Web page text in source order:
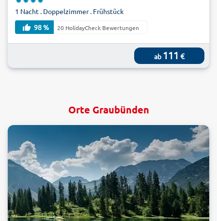
1 Nacht . Doppelzimmer . Frühstück
98 %
20 HolidayCheck Bewertungen
ab 111 €
Orte Graubünden